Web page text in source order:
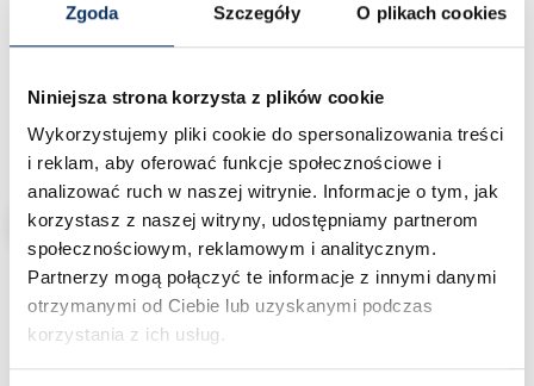
Zgoda Szczegóły O plikach cookies
Niniejsza strona korzysta z plików cookie
Wykorzystujemy pliki cookie do spersonalizowania treści
i reklam, aby oferować funkcje społecznościowe i
analizować ruch w naszej witrynie. Informacje o tym, jak
korzystasz z naszej witryny, udostępniamy partnerom
społecznościowym, reklamowym i analitycznym.
Partnerzy mogą połączyć te informacje z innymi danymi
otrzymanymi od Ciebie lub uzyskanymi podczas
korzystania z ich usług.
Dodge Hornet I (2023+)
Cena od:45 000 złpod dom
CHCĘ SPROWADZIĆ PODOBNY
MASZ PYTANIA?
Nikodem - Specjalista ds. importu samochodów
+48 669 663 449